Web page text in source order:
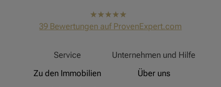
hat4,91
von5
39 Bewertungen auf ProvenExpert.com
Service
Zu den Immobilien
Unternehmen und Hilfe
Über uns